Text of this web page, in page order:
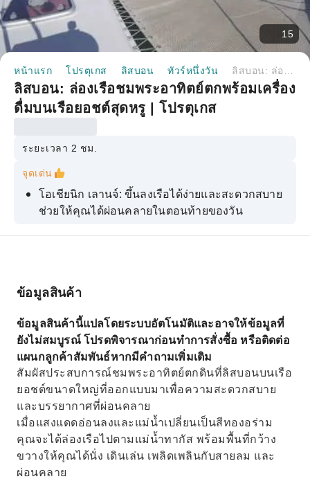
15
หน้าแรก โปรตุเกส ลิสบอน ทัวร์หนึ่งวัน
ลิสบอน: ล่องเรือชมพระอาทิตย์ตกพร้อมเครื่อง
ดื่มบนเรือยอชต์สุดหรู | โปรตุเกส
ระยะเวลา 2 ชม.
จุดเด่น
โอเชียนิก เลานจ์: ขึ้นลงเรือได้ง่ายและสะดวกสบาย
ช่วยให้คุณได้ผ่อนคลายในตอนท้ายของวัน
สร้างความทรงจำ: ชมทัศนียภาพอันงดงามของ
เงียบสงบและน่ารื่นรมย์
และลูกเรือที่เป็นมิตรบนเรือ
เรามีเครื่องดื่มบริการฟรี ได้แก่ ไวน์ขาวและไวน์โร
เซ่ น้ำอัดลม เบียร์ น้ำเปล่า และกาแฟ
ข้อมูลสินค้า
ข้อมูลสินค้านี้แปลโดยระบบอัตโนมัติและอาจให้ข้อมูลที่
ยังไม่สมบูรณ์ โปรดพิจารณาก่อนทำการสั่งซื้อ หรือติดต่อ
แผนกลูกค้าสัมพันธ์หากมีคำถามเพิ่มเติม
สัมผัสประสบการณ์ชมพระอาทิตย์ตกดินที่ลิสบอนบนเรือ
ยอชต์ขนาดใหญ่ที่ออกแบบมาเพื่อความสะดวกสบาย
และบรรยากาศที่ผ่อนคลาย
เมื่อแสงแดดอ่อนลงและแม่น้ำเปลี่ยนเป็นสีทองอร่าม
คุณจะได้ล่องเรือไปตามแม่น้ำทากัส พร้อมพื้นที่กว้าง
ขวางให้คุณได้นั่ง เดินเล่น เพลิดเพลินกับสายลม และ
ผ่อนคลาย